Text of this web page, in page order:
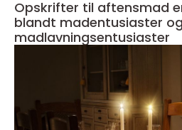
Opskrifter til aftensmad
blandt madentusiaster og
madlavningsentusiaster